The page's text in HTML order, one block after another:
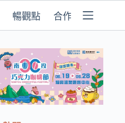
暢觀點 合作媒體